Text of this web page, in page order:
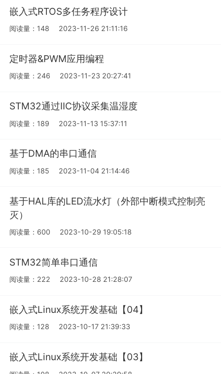
嵌入式RTOS多任务程序设计
阅读量：148 2023-11-26 21:11:16
定时器&PWM应用编程
阅读量：246 2023-11-23 20:27:41
STM32通过IIC协议采集温湿度
阅读量：189 2023-11-13 15:37:11
基于DMA的串口通信
阅读量：185 2023-11-04 21:14:46
基于HAL库的LED流水灯（外部中断模式控制亮
灭）
阅读量：600 2023-10-29 19:05:18
STM32简单串口通信
阅读量：222 2023-10-28 21:28:07
嵌入式Linux系统开发基础【04】
阅读量：128 2023-10-17 21:39:33
嵌入式Linux系统开发基础【03】